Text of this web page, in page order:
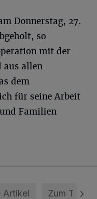
Donnerstag, 27.
so
mit der
aus allen
dem
für seine Arbeit
Familien
Artikel Zum Thema